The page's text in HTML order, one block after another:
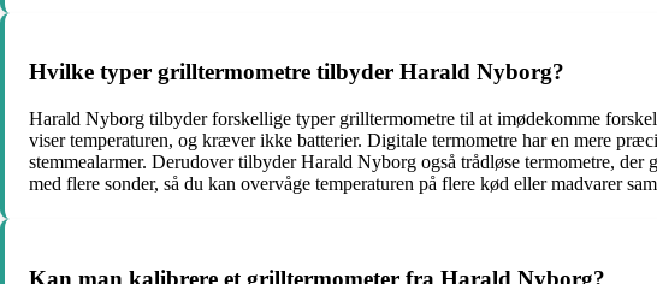
Hvilke typer grilltermometre tilbyder Harald Nyborg?
Harald Nyborg tilbyder forskellige typer grilltermometre til at imødekomme
viser temperaturen, og kræver ikke batterier. Digitale termometre har en mere
stemmealarmer. Derudover tilbyder Harald Nyborg også trådløse termometre,
med flere sonder, så du kan overvåge temperaturen på flere kød eller madvarer
Kan man kalibrere et grilltermometer fra Harald Nyborg?